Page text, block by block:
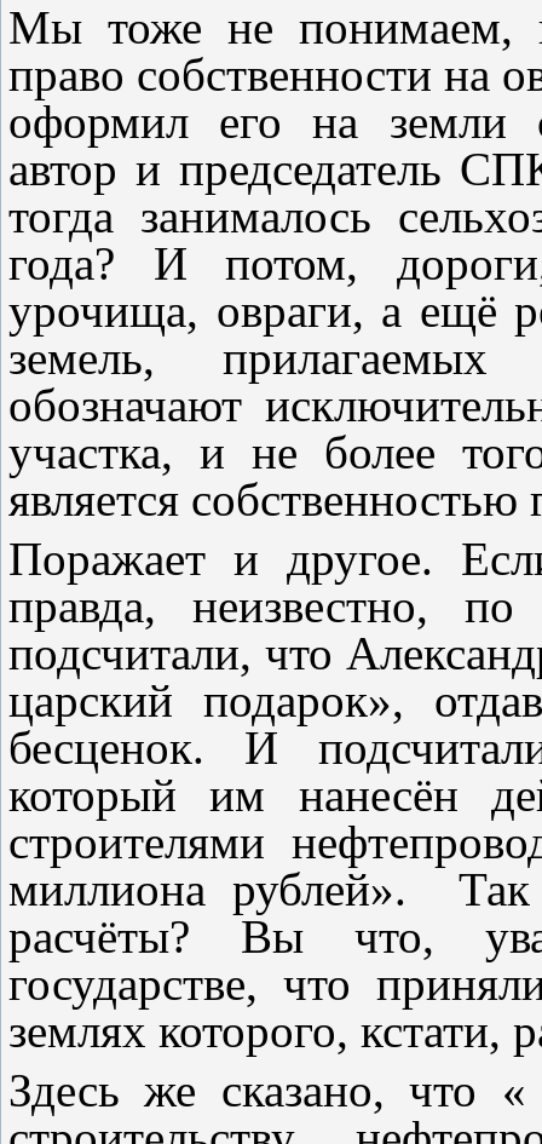
Мы тоже не понимаем,
право собственности на
оформил его на земли
автор и председатель
тогда занималось
года? И потом,
урочища, овраги, а ещё
земель,
обозначают
участка, и не более
является
Поражает и другое.
правда, неизвестно,
подсчитали, что
царский подарок»,
бесценок. И
который им нанесён
строителями
миллиона рублей». Так
расчёты? Вы что,
государстве, что
землях которого, кстати,
Здесь же сказано, что «